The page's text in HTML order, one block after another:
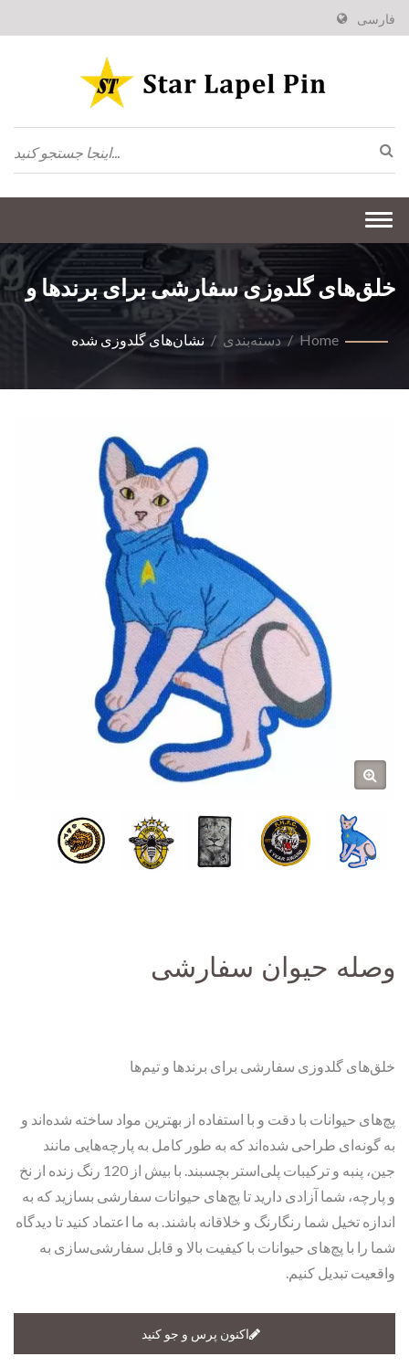
فارسی
خلق‌های گلدوزی سفارشی برای برندها و
Home
/ دسته‌بندی / نشان‌های گلدوزی شده
وصله حیوان سفارشی
خلق‌های گلدوزی سفارشی برای برندها و تیم‌ها
پچ‌های حیوانات با دقت و با استفاده از بهترین مواد ساخته شده‌اند و
به گونه‌ای طراحی شده‌اند که به طور کامل به پارچه‌هایی مانند
جین، پنبه و ترکیبات پلی‌استر بچسبند. با بیش از 120 رنگ زنده از نخ
و پارچه، شما آزادی دارید تا پچ‌های حیوانات سفارشی بسازید که به
اندازه تخیل شما رنگارنگ و خلاقانه باشند. به ما اعتماد کنید تا دیدگاه
شما را با پچ‌های حیوانات با کیفیت بالا و قابل سفارشی‌سازی به
واقعیت تبدیل کنیم.
اکنون پرس و جو کنید